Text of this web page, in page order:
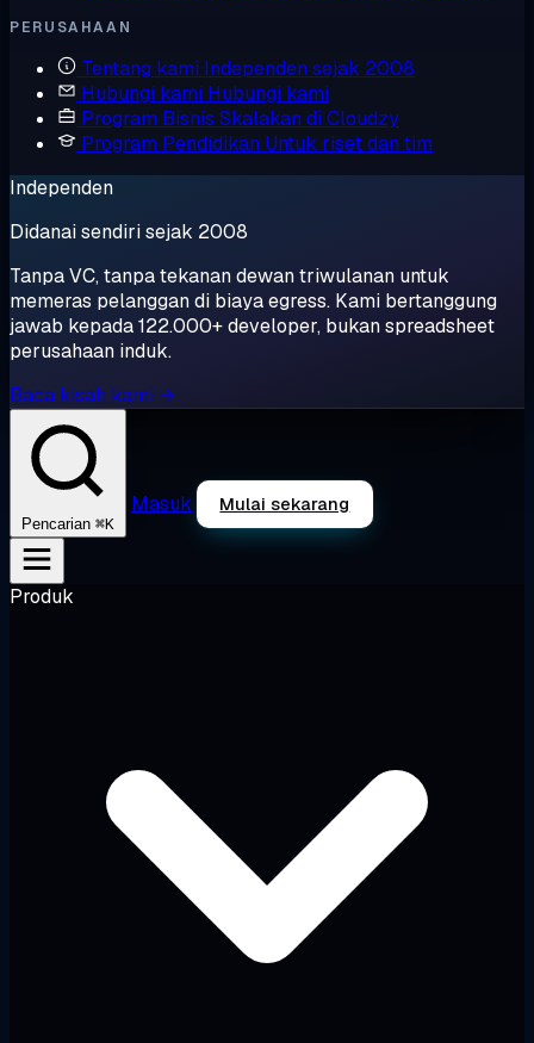
PERUSAHAAN
Tentang kami Independen sejak 2008
Hubungi kami Hubungi kami
Program Bisnis Skalakan di Cloudzy
Program Pendidikan Untuk riset dan tim
Independen
Didanai sendiri sejak 2008
Tanpa VC, tanpa tekanan dewan triwulanan untuk
memeras pelanggan di biaya egress. Kami bertanggung
jawab kepada 122.000+ developer, bukan spreadsheet
perusahaan induk.
Baca kisah kami →
Pencarian ⌘K
Masuk Mulai sekarang
Produk